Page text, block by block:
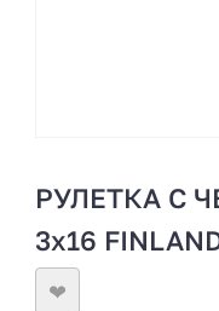
РУЛЕТКА С
3х16
❤